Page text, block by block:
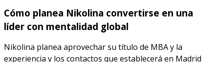
Cómo planea Nikolina convertirse en una
líder con mentalidad global
Nikolina planea aprovechar su título de MBA y la
experiencia y los contactos que establecerá en Madrid